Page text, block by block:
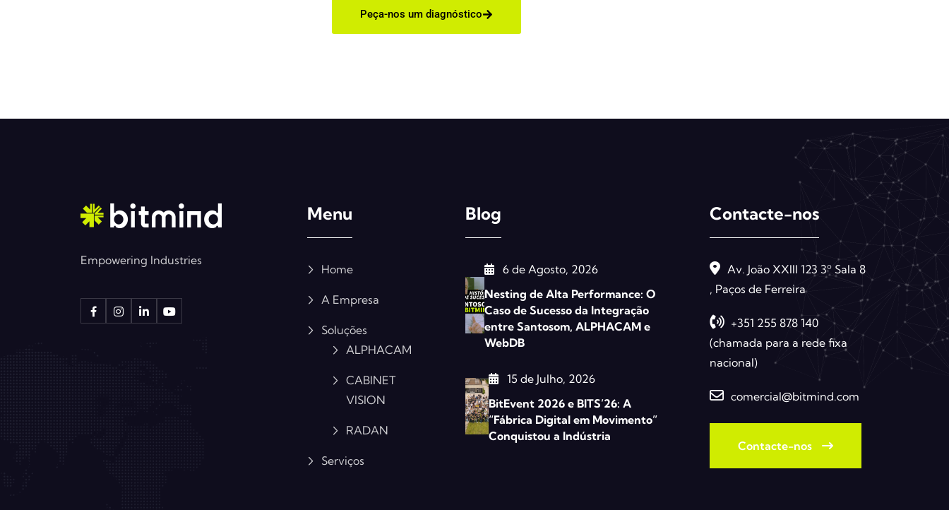
Peça-nos um diagnóstico
Empowering Industries
Menu
Home
A Empresa
Soluções
ALPHACAM
CABINET
VISION
RADAN
Serviços
Blog
6 de Agosto, 2026
Nesting de Alta Performance: O
Caso de Sucesso da Integração
entre Santosom, ALPHACAM e
WebDB
15 de Julho, 2026
BitEvent 2026 e BITS’26: A
“Fábrica Digital em Movimento”
Conquistou a Indústria
Contacte-nos
Av. João XXIII 123 3º Sala 8
, Paços de Ferreira
+351 255 878 140
(chamada para a rede fixa
nacional)
comercial@bitmind.com
Contacte-nos